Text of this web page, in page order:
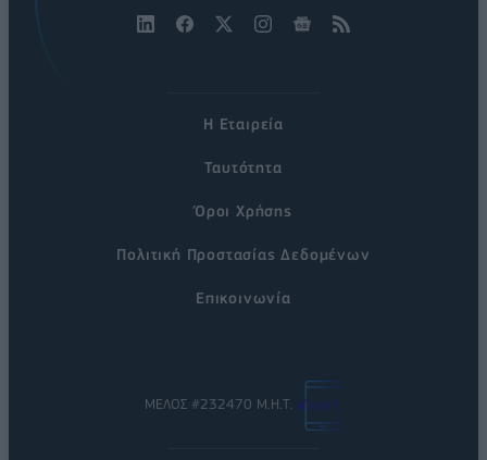
Η Εταιρεία
Ταυτότητα
Όροι Χρήσης
Πολιτική Προστασίας Δεδομένων
Επικοινωνία
ΜΕΛΟΣ #232470 Μ.Η.Τ.